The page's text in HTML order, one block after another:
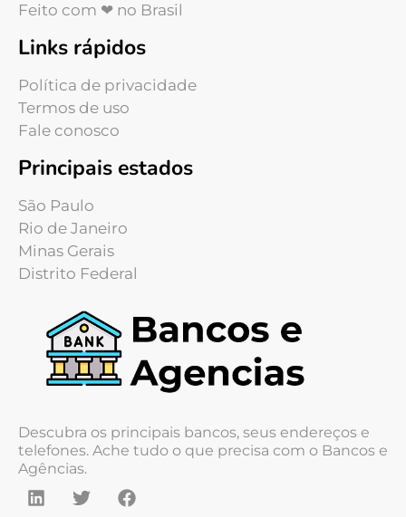
Feito com ❤ no Brasil
Links rápidos
Política de privacidade
Termos de uso
Fale conosco
Principais estados
São Paulo
Rio de Janeiro
Minas Gerais
Distrito Federal
Descubra os principais bancos, seus endereços e
telefones. Ache tudo o que precisa com o Bancos e
Agências.